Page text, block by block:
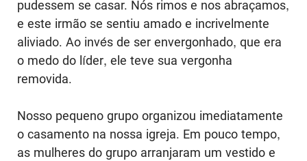
pudessem se casar. Nós rimos e nos abraçamos,
e este irmão se sentiu amado e incrivelmente
aliviado. Ao invés de ser envergonhado, que era
o medo do líder, ele teve sua vergonha
removida.
Nosso pequeno grupo organizou imediatamente
o casamento na nossa igreja. Em pouco tempo,
as mulheres do grupo arranjaram um vestido e